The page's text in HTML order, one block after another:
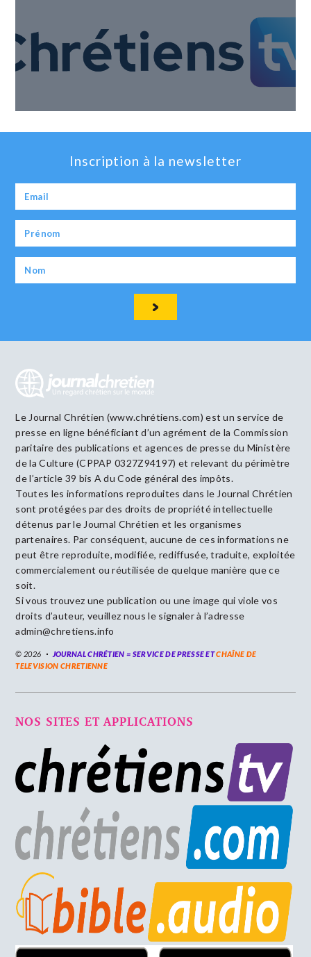
Inscription à la newsletter
Le Journal Chrétien (www.chrétiens.com) est un service de
presse en ligne bénéficiant d’un agrément de la Commission
paritaire des publications et agences de presse du Ministère
de la Culture (CPPAP 0327Z94197) et relevant du périmètre
de l’article 39 bis A du Code général des impôts.
Toutes les informations reproduites dans le Journal Chrétien
sont protégées par des droits de propriété intellectuelle
détenus par le Journal Chrétien et les organismes
partenaires. Par conséquent, aucune de ces informations ne
peut être reproduite, modifiée, rediffusée, traduite, exploitée
commercialement ou réutilisée de quelque manière que ce
soit.
Si vous trouvez une publication ou une image qui viole vos
droits d’auteur, veuillez nous le signaler à l’adresse
admin@chretiens.info
© 2026 JOURNAL CHRÉTIEN = SERVICE DE PRESSE ETCHAÎNE DE
TELEVISION CHRETIENNE
NOS SITES ET APPLICATIONS